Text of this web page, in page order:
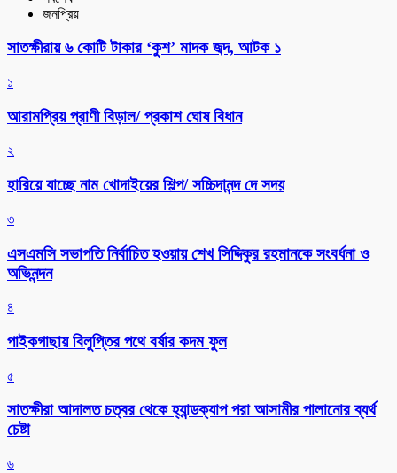
জনপ্রিয়
সাতক্ষীরায় ৬ কোটি টাকার ‘কুশ’ মাদক জব্দ, আটক ১
১
আরামপ্রিয় প্রাণী বিড়াল/ প্রকাশ ঘোষ বিধান
২
হারিয়ে যাচ্ছে নাম খোদাইয়ের শিল্প/ সচ্চিদানন্দ দে সদয়
৩
এসএমসি সভাপতি নির্বাচিত হওয়ায় শেখ সিদ্দিকুর রহমানকে সংবর্ধনা ও
অভিনন্দন
৪
পাইকগাছায় বিলুপ্তির পথে বর্ষার কদম ফুল
৫
সাতক্ষীরা আদালত চত্বর থেকে হ্যান্ডক্যাপ পরা আসামীর পালানোর ব্যর্থ
চেষ্টা
৬